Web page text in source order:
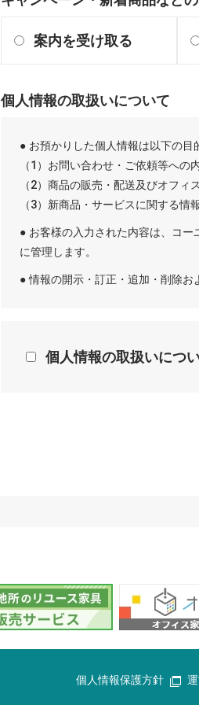
案内を受け取る
個人情報の取扱いについて
● お預かりした個人情報は以下の目
（1）お問い合わせ・ご依頼等への
（2）商品の販売・配送及びオフ
（3）新商品・サービスに関する情
● お客様の入力された内容は、 コー
に管理します。
● 情報の開示・訂正・追加・削除お
個人情報の取扱いにつ
個人情報保護方針